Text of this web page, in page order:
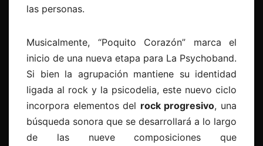
las personas.
Musicalmente, “Poquito Corazón” marca el
inicio de una nueva etapa para La Psychoband.
Si bien la agrupación mantiene su identidad
ligada al rock y la psicodelia, este nuevo ciclo
incorpora elementos del rock progresivo, una
búsqueda sonora que se desarrollará a lo largo
de las nueve composiciones que